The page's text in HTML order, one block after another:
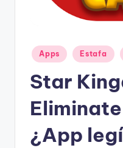
Publicado
en
Apps Estafa
Star
¿App